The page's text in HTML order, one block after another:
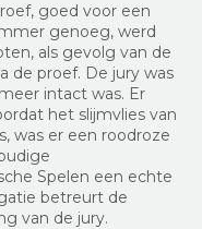
goed voor een
genoeg, werd
als gevolg van de
de proef. De jury was
intact was. Er
het slijmvlies van
was er een roodroze
Spelen een echte
betreurt de
van de jury.